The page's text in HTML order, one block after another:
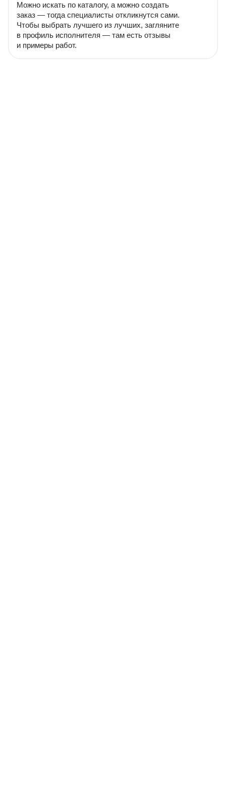
Можно искать по каталогу, а можно создать
заказ — тогда специалисты откликнутся сами.
Чтобы выбрать лучшего из лучших, загляните
в профиль исполнителя — там есть отзывы
и примеры работ.